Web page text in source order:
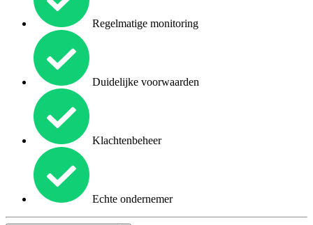
Regelmatige monitoring
Duidelijke voorwaarden
Klachtenbeheer
Echte ondernemer